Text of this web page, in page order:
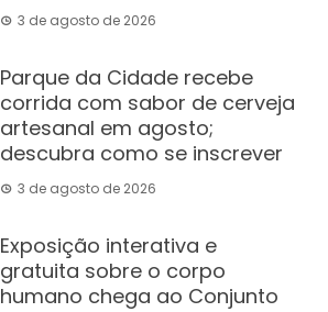
3 de agosto de 2026
Parque da Cidade recebe
corrida com sabor de cerveja
artesanal em agosto;
descubra como se inscrever
3 de agosto de 2026
Exposição interativa e
gratuita sobre o corpo
humano chega ao Conjunto